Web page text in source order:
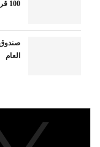
100 قرض فقط للإعلان عنهم قريبا
صندوق
العام